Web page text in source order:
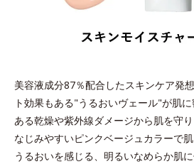
美容液成分87％配合したスキンケア発
ト効果もある"うるおいヴェール"が肌
ある乾燥や紫外線ダメージから肌を守
なじみやすいピンクベージュカラーで
うるおいを感じる、明るいなめらか肌に